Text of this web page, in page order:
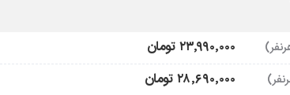
۲۳٬۹۹۰٬۰۰۰ تومان
۲۸٬۶۹۰٬۰۰۰ تومان